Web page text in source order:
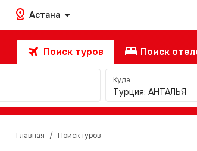
Астана
Поиск туров Поиск
Куда:
Турция: АНТАЛЬЯ
Главная / Поиск туров